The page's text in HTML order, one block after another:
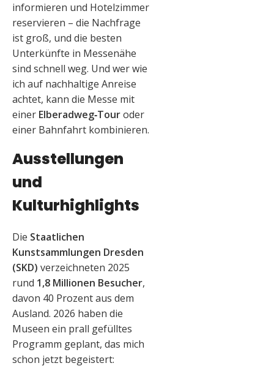
informieren und Hotelzimmer
reservieren – die Nachfrage
ist groß, und die besten
Unterkünfte in Messenähe
sind schnell weg. Und wer wie
ich auf nachhaltige Anreise
achtet, kann die Messe mit
einer Elberadweg‑Touroder
einer Bahnfahrt kombinieren.
Ausstellungen
und
Kulturhighlights
Die Staatlichen
Kunstsammlungen Dresden
(SKD) verzeichneten 2025
rund 1,8 Millionen Besucher,
davon 40 Prozent aus dem
Ausland. 2026 haben die
Museen ein prall gefülltes
Programm geplant, das mich
schon jetzt begeistert: